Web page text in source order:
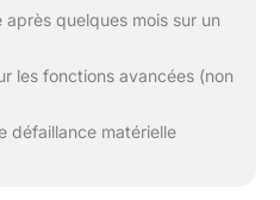
quelques mois sur un
les fonctions avancées (non
défaillance matérielle